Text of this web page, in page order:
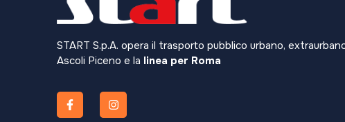
START S.p.A. opera il trasporto pubblico urbano,
Ascoli Piceno e la linea per Roma